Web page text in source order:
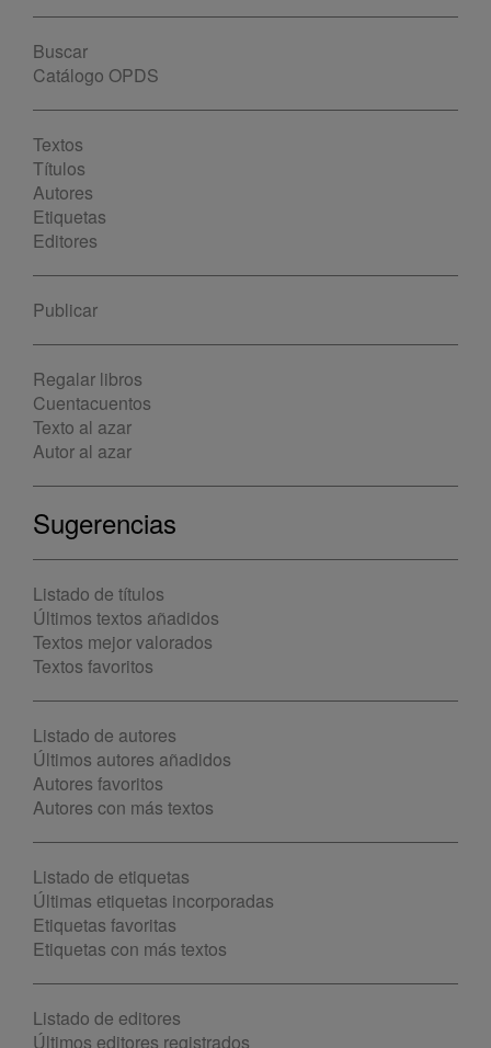
Buscar
Catálogo OPDS
Textos
Títulos
Autores
Etiquetas
Editores
Publicar
Regalar libros
Cuentacuentos
Texto al azar
Autor al azar
Sugerencias
Listado de títulos
Últimos textos añadidos
Textos mejor valorados
Textos favoritos
Listado de autores
Últimos autores añadidos
Autores favoritos
Autores con más textos
Listado de etiquetas
Últimas etiquetas incorporadas
Etiquetas favoritas
Etiquetas con más textos
Listado de editores
Últimos editores registrados